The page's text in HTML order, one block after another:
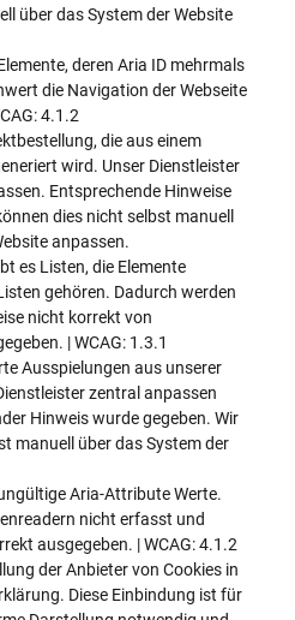
über das System der Website
deren Aria ID mehrmals
die Navigation der Webseite
4.1.2
die aus einem
wird. Unser Dienstleister
Entsprechende Hinweise
dies nicht selbst manuell
anpassen.
es Listen, die Elemente
gehören. Dadurch werden
nicht korrekt von
| WCAG: 1.3.1
Ausspielungen aus unserer
zentral anpassen
Hinweis wurde gegeben. Wir
manuell über das System der
Aria-Attribute Werte.
nicht erfasst und
ausgegeben. | WCAG: 4.1.2
der Anbieter von Cookies in
Diese Einbindung ist für